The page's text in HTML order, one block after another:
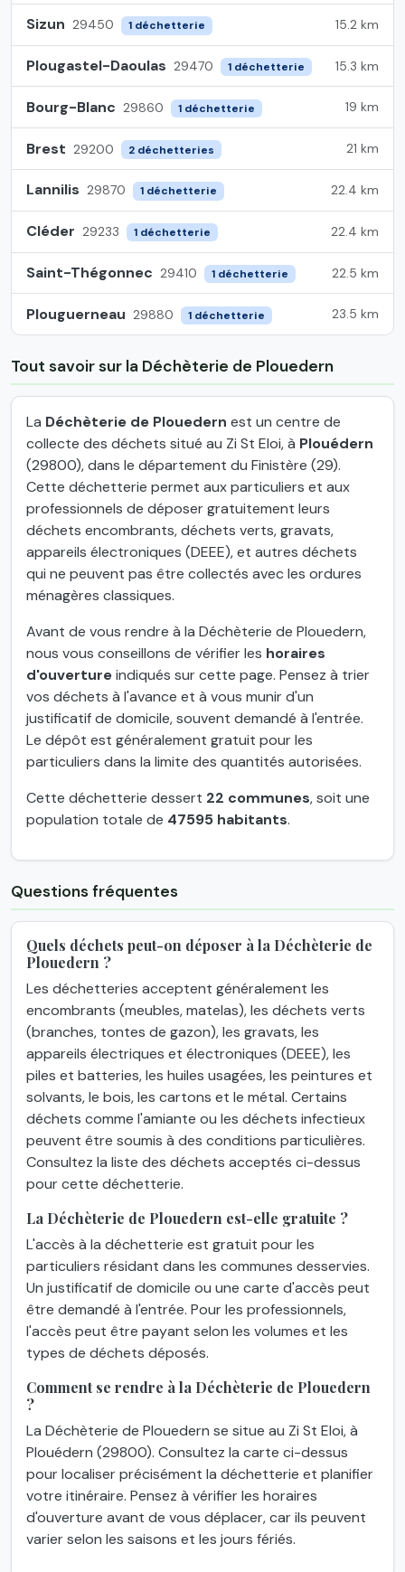
Sizun 29450 1 déchetterie 15.2 km
Plougastel-Daoulas 29470 1 déchetterie 15.3 km
Bourg-Blanc 29860 1 déchetterie 19 km
Brest 29200 2 déchetteries 21 km
Lannilis 29870 1 déchetterie 22.4 km
Cléder 29233 1 déchetterie 22.4 km
Saint-Thégonnec 29410 1 déchetterie 22.5 km
Plouguerneau 29880 1 déchetterie 23.5 km
Tout savoir sur la Déchèterie de Plouedern
La Déchèterie de Plouedern est un centre de
collecte des déchets situé au Zi St Eloi, à Plouédern
(29800), dans le département du Finistère (29).
Cette déchetterie permet aux particuliers et aux
professionnels de déposer gratuitement leurs
déchets encombrants, déchets verts, gravats,
appareils électroniques (DEEE), et autres déchets
qui ne peuvent pas être collectés avec les ordures
ménagères classiques.
Avant de vous rendre à la Déchèterie de Plouedern,
nous vous conseillons de vérifier les horaires
d'ouvertureindiqués sur cette page. Pensez à trier
vos déchets à l'avance et à vous munir d'un
justificatif de domicile, souvent demandé à l'entrée.
Le dépôt est généralement gratuit pour les
particuliers dans la limite des quantités autorisées.
Cette déchetterie dessert 22 communes, soit une
population totale de 47595 habitants.
Questions fréquentes
Quels déchets peut-on déposer à la Déchèterie de
Plouedern ?
Les déchetteries acceptent généralement les
encombrants (meubles, matelas), les déchets verts
(branches, tontes de gazon), les gravats, les
appareils électriques et électroniques (DEEE), les
piles et batteries, les huiles usagées, les peintures et
solvants, le bois, les cartons et le métal. Certains
déchets comme l'amiante ou les déchets infectieux
peuvent être soumis à des conditions particulières.
Consultez la liste des déchets acceptés ci-dessus
pour cette déchetterie.
La Déchèterie de Plouedern est-elle gratuite ?
L'accès à la déchetterie est gratuit pour les
particuliers résidant dans les communes desservies.
Un justificatif de domicile ou une carte d'accès peut
être demandé à l'entrée. Pour les professionnels,
l'accès peut être payant selon les volumes et les
types de déchets déposés.
Comment se rendre à la Déchèterie de Plouedern
?
La Déchèterie de Plouedern se situe au Zi St Eloi, à
Plouédern (29800). Consultez la carte ci-dessus
pour localiser précisément la déchetterie et planifier
votre itinéraire. Pensez à vérifier les horaires
d'ouverture avant de vous déplacer, car ils peuvent
varier selon les saisons et les jours fériés.